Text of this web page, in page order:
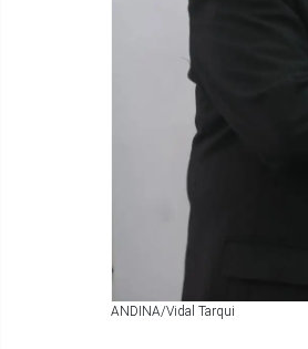
ANDINA/Vidal Tarqui